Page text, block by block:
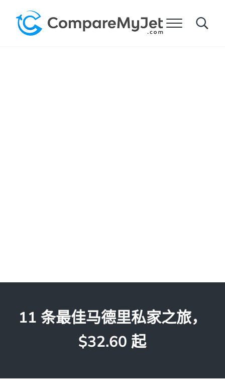
菜单
11 条最佳马德里私家之旅，
$32.60 起